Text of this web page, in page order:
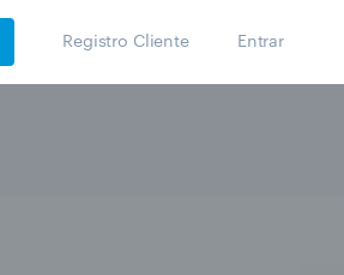
Registro Cliente Entrar